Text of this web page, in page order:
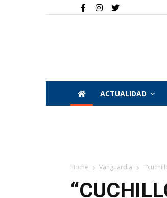
ACTUALIDAD
Home Vanguardia